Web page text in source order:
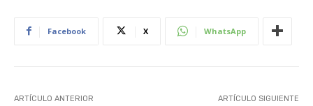
Facebook X WhatsApp
ARTÍCULO ANTERIOR ARTÍCULO SIGUIENTE